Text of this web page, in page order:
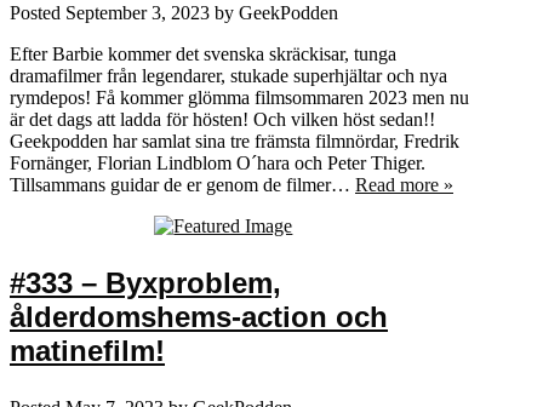
Posted September 3, 2023 by GeekPodden
Efter Barbie kommer det svenska skräckisar, tunga
dramafilmer från legendarer, stukade superhjältar och nya
rymdepos! Få kommer glömma filmsommaren 2023 men nu
är det dags att ladda för hösten! Och vilken höst sedan!!
Geekpodden har samlat sina tre främsta filmnördar, Fredrik
Fornänger, Florian Lindblom O´hara och Peter Thiger.
Tillsammans guidar de er genom de filmer… Read more »
#333 – Byxproblem,
ålderdomshems-action och
matinefilm!